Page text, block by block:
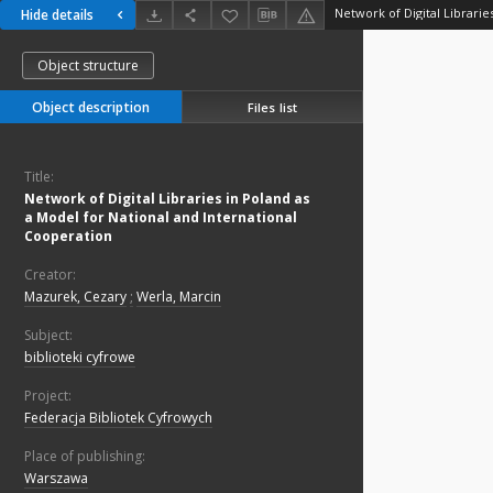
Hide details
Object structure
Object description Files list
Title:
Network of Digital Libraries in Poland as
a Model for National and International
Cooperation
Creator:
Mazurek, Cezary ; Werla, Marcin
Subject:
biblioteki cyfrowe
Project:
Federacja Bibliotek Cyfrowych
Place of publishing:
Warszawa